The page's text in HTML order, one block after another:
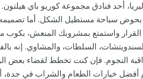
أحد فنادق مجموعة كوريو باي هيلتون.
بحوض سباحة مستطيل الشكل. أما
واستمتع بمشروبك المنعش، بكوب
السلطات، والمشاوي. إنه
النجوم. فإن كنت تخطط لقضاء بعض
أفضل خيارات الطعام والشراب في جدة،